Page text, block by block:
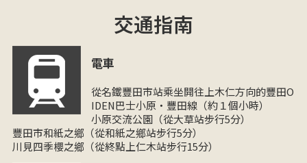
交通指南
電車
從名鐵豐田市站乘坐開往上木仁方向的豐田O
IDEN巴士小原・豐田線（約１個小時）
小原交流公園（從大草站步行5分）
豐田市和紙之鄉（從和紙之鄉站步行5分）
川見四季櫻之鄉（從終點上仁木站步行15分）